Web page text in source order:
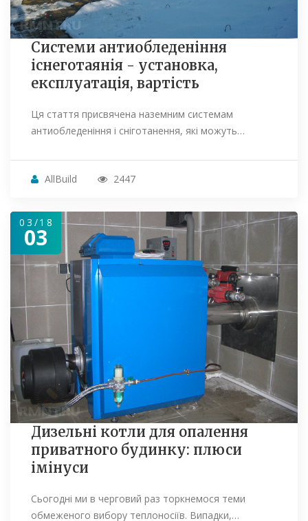
Системи антиобледеніння
існеготаянія - установка,
експлуатація, вартість
Ця стаття присвячена наземним системам
антиобледеніння і сніготанення, які можуть…
AllBuild 2447
03/18
03
Дизельні котли для опалення
приватного будинку: плюси
імінуси
Сьогодні ми в черговий раз торкнемося теми
обмеженого вибору теплоносіїв. Випадки,…